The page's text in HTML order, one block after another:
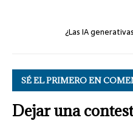
¿Las IA
SÉ EL PRIMERO EN
Dejar una